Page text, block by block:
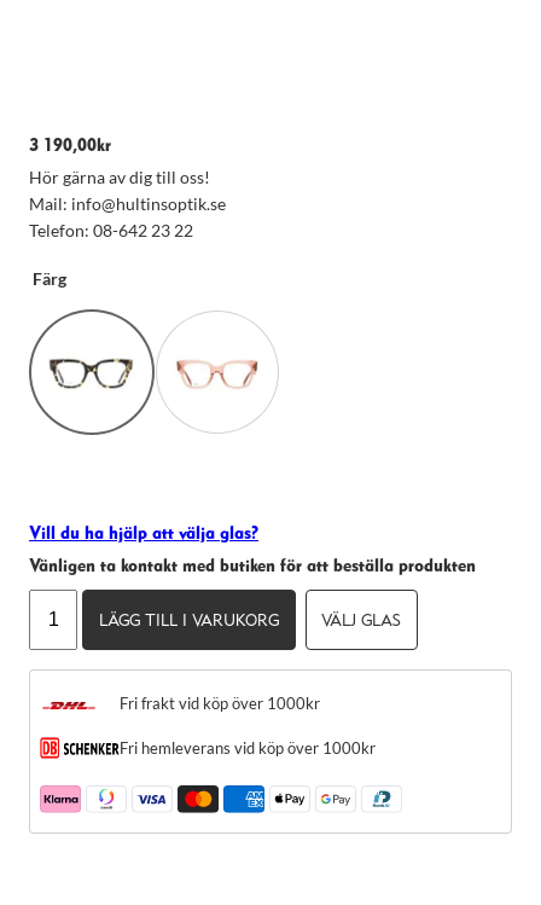
3 190,00 kr
Hör gärna av dig till oss!
Mail: info@hultinsoptik.se
Telefon: 08-642 23 22
Färg
Vill du ha hjälp att välja glas?
Vänligen ta kontakt med butiken för att beställa produkten
CL50066I
mängd
LÄGG TILL I VARUKORG VÄLJ GLAS
Fri frakt vid köp över 1000kr
Fri hemleverans vid köp över 1000kr
Nödvändiga
går inte att
välja bort.
De behövs
för att
över huvud
taget ska
fungera.
kunna
förbättra
hemsidans
funktionalitet
och
används.
För att vår
hemsida ska
prestera så